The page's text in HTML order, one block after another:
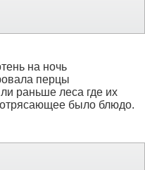
на ночь
перцы
раньше леса где их
было блюдо.